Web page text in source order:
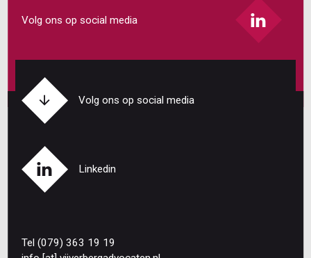
Volg ons op social media
Volg ons op social media
Linkedin
Tel (079) 363 19 19